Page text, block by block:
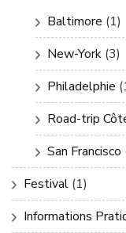
Baltimore (1)
New-York (3)
Philadelphie
Road-trip
San Francisco
Festival (1)
Informations